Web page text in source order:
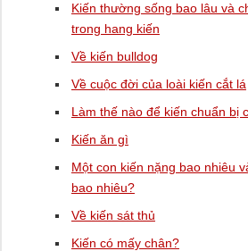
Kiến thường sống bao lâu và
trong hang kiến
Về kiến ​​bulldog
Về cuộc đời của loài kiến ​​cắt lá
Làm thế nào để kiến ​​chuẩn bị
Kiến ăn gì
Một con kiến ​​nặng bao nhiêu
bao nhiêu?
Về kiến ​​sát thủ
Kiến có mấy chân?